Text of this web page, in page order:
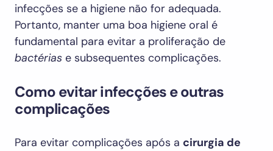
infecções se a higiene não for adequada.
Portanto, manter uma boa higiene oral é
fundamental para evitar a proliferação de
bactérias e subsequentes complicações.
Como evitar infecções e outras
complicações
Para evitar complicações após a cirurgia de